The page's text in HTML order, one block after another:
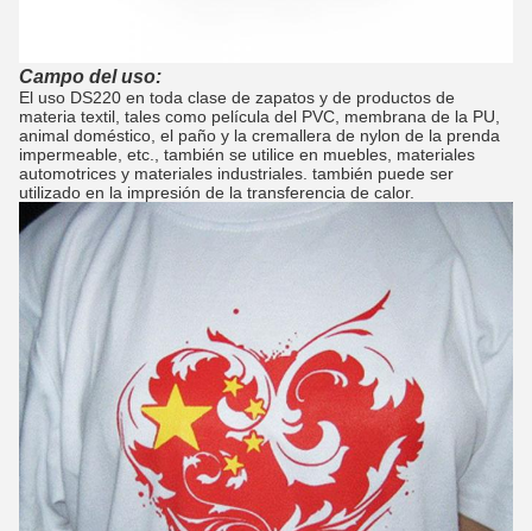
Campo del uso:
El uso DS220 en toda clase de zapatos y de productos de
materia textil, tales como película del PVC, membrana de la PU,
animal doméstico, el paño y la cremallera de nylon de la prenda
impermeable, etc., también se utilice en muebles, materiales
automotrices y materiales industriales. también puede ser
utilizado en la impresión de la transferencia de calor.